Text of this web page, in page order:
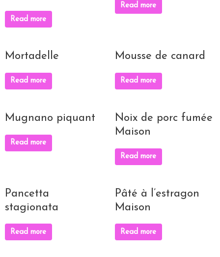
Read more
Read more
Mortadelle
Read more
Mousse de canard
Read more
Mugnano piquant
Read more
Noix de porc fumée
Maison
Read more
Pancetta
stagionata
Read more
Pâté à l’estragon
Maison
Read more